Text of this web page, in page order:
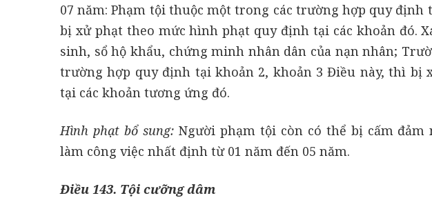
07 năm: Phạm tội thuộc một trong các trường hợp quy định
bị xử phạt theo mức hình phạt quy định tại các khoản đó.
sinh, sổ hộ khẩu, chứng minh nhân dân của nạn nhân;
trường hợp quy định tại khoản 2, khoản 3 Điều này, thì bị
tại các khoản tương ứng đó.
Hình phạt bổ sung:Người phạm tội còn có thể bị cấm đảm
làm công việc nhất định từ 01 năm đến 05 năm.
Điều 143. Tội cưỡng dâm